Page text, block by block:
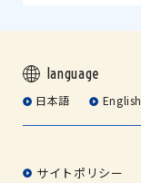
language
日本語 English
サイトポリシー